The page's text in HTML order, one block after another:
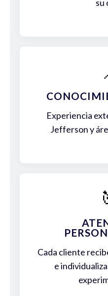
su
Experiencia
Jefferson y
Cada cliente
e